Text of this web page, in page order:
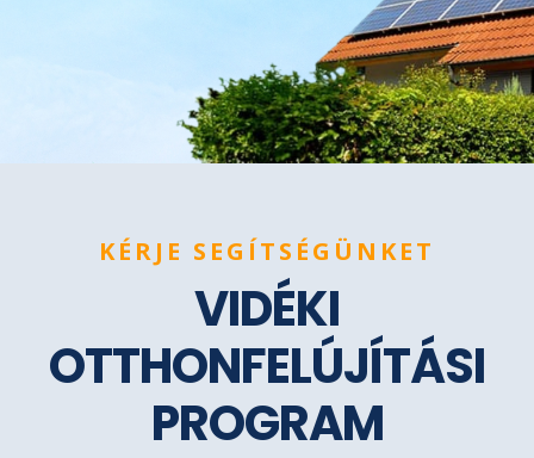
KÉRJE SEGÍTSÉGÜNKET
VIDÉKI
OTTHONFELÚJÍTÁSI
PROGRAM